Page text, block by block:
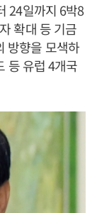
24일까지 6박8
확대 등 기금
방향을 모색하
등 유럽 4개국